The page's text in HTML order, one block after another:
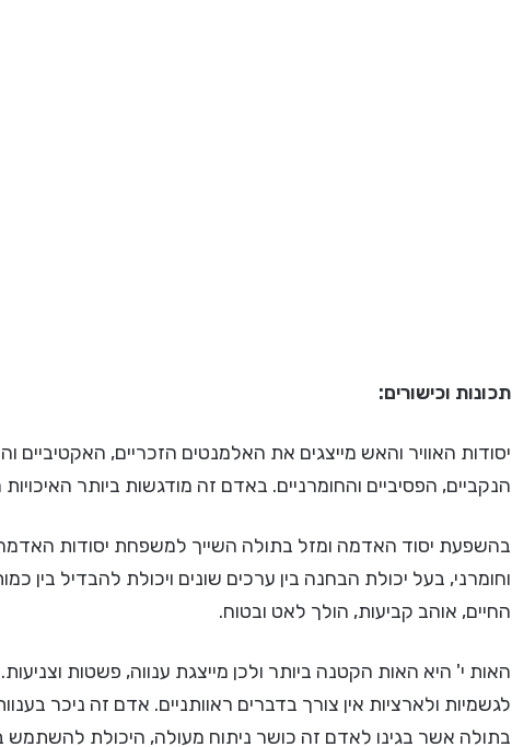
תכונות וכישורים:
יסודות האוויר והאש מייצגים את האלמנטים הזכריים, האקטיביים
הנקביים, הפסיביים והחומרניים. באדם זה מודגשות ביותר
בהשפעת יסוד האדמה ומזל בתולה השייך למשפחת יסודות
וחומרני, בעל יכולת הבחנה בין ערכים שונים ויכולת להבדיל
החיים, אוהב קביעות, הולך לאט ובטוח.
האות י' היא האות הקטנה ביותר ולכן מייצגת ענווה, פשטות
לגשמיות ולארציות אין צורך בדברים ראוותניים. אדם זה ניכר
בתולה אשר בגינו לאדם זה כושר ניתוח מעולה, היכולת להשתמש